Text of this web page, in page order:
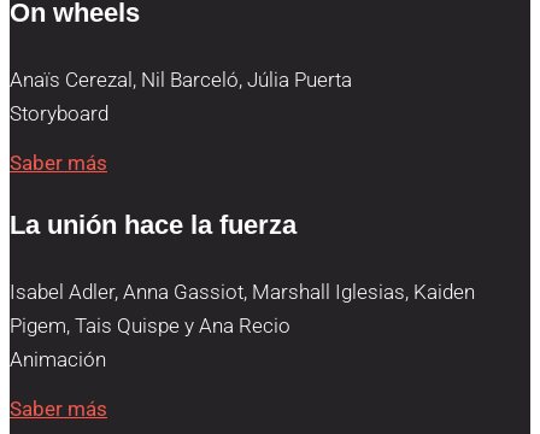
On wheels
Anaïs Cerezal, Nil Barceló, Júlia Puerta
Storyboard
Saber más
La unión hace la fuerza
Isabel Adler, Anna Gassiot, Marshall Iglesias, Kaiden
Pigem, Tais Quispe y Ana Recio
Animación
Saber más